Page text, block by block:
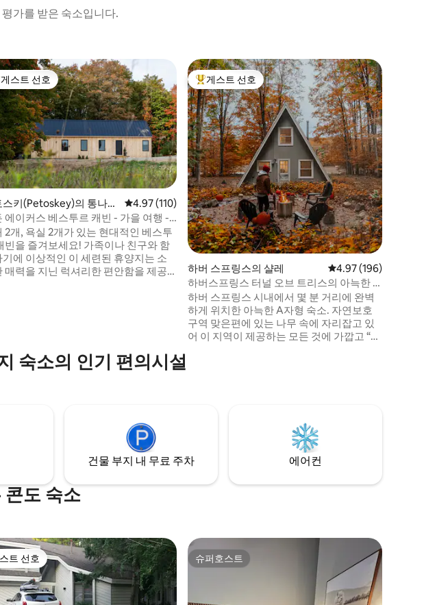
가를 받은 숙소입니다.
), 후기 107개
게스트 선호
게스트 선호
스키(Petoskey)의 통나무
평점 4.97점(5점 만점), 후기 110개
4.97 (110)
에이커스 베스투르 캐빈 - 가을 여행 -
조
2개, 욕실 2개가 있는 현대적인 베스투
빈을 즐겨보세요! 가족이나 친구와 함
에 이상적인 이 세련된 휴양지는 소
매력을 지닌 럭셔리한 편안함을 제공
몇 분 거리에 있지만 평화롭고 조용한
에 있습니다! 짜증나는 체크아웃 목록
상위 게스트 선호
게스트 선호
하버 스프링스의 샬레 평점 4.97점(5점 만점),
4.97 (196)
하버스프링스 터널 오브 트리스의 아늑한 A
자형 주택
하버 스프링스 시내에서 몇 분 거리에 완벽
하게 위치한 아늑한 A자형 숙소. 자연보호
구역 맞은편에 있는 나무 속에 자리잡고 있
어 이 지역이 제공하는 모든 것에 가깝고 “숲
실내 및 야외 화덕 • 주방 시설 완비 • 앞/뒤
숙소의 인기 편의시설
건물 부지 내 무료 주차 에어컨
도 숙소
트 선호
트 선호 슈퍼호스트
슈퍼호스트